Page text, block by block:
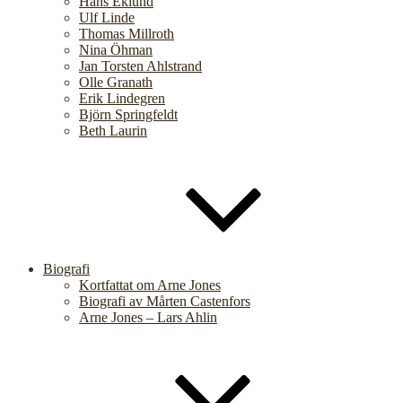
Ulf Linde
Thomas Millroth
Nina Öhman
Jan Torsten Ahlstrand
Olle Granath
Erik Lindegren
Björn Springfeldt
Beth Laurin
Biografi
Kortfattat om Arne Jones
Biografi av Mårten Castenfors
Arne Jones – Lars Ahlin